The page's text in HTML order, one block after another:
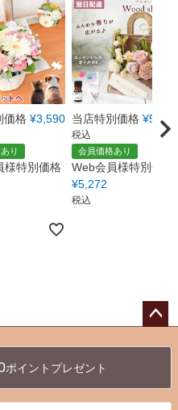
価格 ¥3,590
り
様特別価格
当店特別価格 ¥5,550
税込
会員価格あり
Web会員様特別価格
¥5,272
税込
へ
ポイントプレゼント